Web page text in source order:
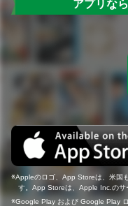
アプリな
Appleのロゴ、App Storeは、米国
す。App Storeは、Apple Inc.のサ
Google Play および Google Play